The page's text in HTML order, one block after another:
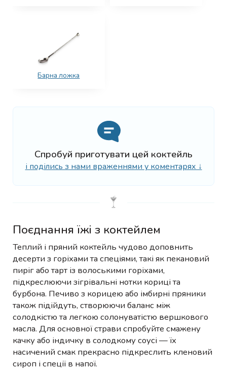
Барна ложка
Спробуй приготувати цей коктейль
і поділись з нами враженнями у коментарях ↓
Поєднання їжі з коктейлем
Теплий і пряний коктейль чудово доповнить
десерти з горіхами та спеціями, такі як пекановий
пиріг або тарт із волоськими горіхами,
підкреслюючи зігрівальні нотки кориці та
бурбона. Печиво з корицею або імбирні пряники
також підійдуть, створюючи баланс між
солодкістю та легкою солонуватістю вершкового
масла. Для основної страви спробуйте смажену
качку або індичку в солодкому соусі — їх
насичений смак прекрасно підкреслить кленовий
сироп і спеції в напої.